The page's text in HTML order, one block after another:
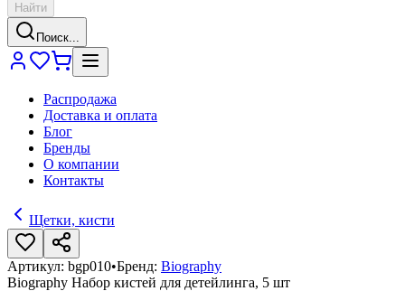
Найти
Поиск...
Распродажа
Доставка и оплата
Блог
Бренды
О компании
Контакты
Щетки, кисти
Артикул: bgp010•Бренд: Biography
Biography Набор кистей для детейлинга, 5 шт